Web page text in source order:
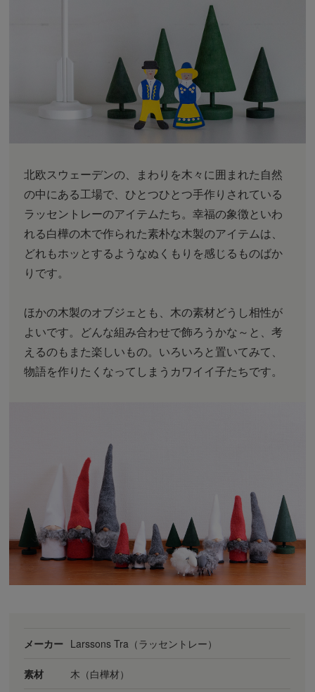
北欧スウェーデンの、まわりを木々に囲まれた自然
の中にある工場で、ひとつひとつ手作りされている
ラッセントレーのアイテムたち。幸福の象徴といわ
れる白樺の木で作られた素朴な木製のアイテムは、
どれもホッとするようなぬくもりを感じるものばか
りです。
ほかの木製のオブジェとも、木の素材どうし相性が
よいです。どんな組み合わせで飾ろうかな～と、考
えるのもまた楽しいもの。いろいろと置いてみて、
物語を作りたくなってしまうカワイイ子たちです。
メーカー Larssons Tra（ラッセントレー）
素材 木（白樺材）